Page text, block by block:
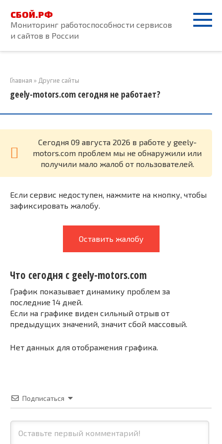
контенту
СБОЙ.РФ
Мониторинг работоспособности сервисов
и сайтов в России
Главная » Другие сайты
geely-motors.com сегодня не работает?
Cегодня 09 августа 2026 в работе у geely-
motors.com проблем мы не обнаружили или
получили мало жалоб от пользователей.
Если сервис недоступен, нажмите на кнопку, чтобы
зафиксировать жалобу.
Оставить жалобу
Что сегодня с geely-motors.com
График показывает динамику проблем за
последние 14 дней.
Если на графике виден сильный отрыв от
предыдущих значений, значит сбой массовый.
Нет данных для отображения графика.
Подписаться